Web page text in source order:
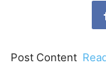
Post Content ​